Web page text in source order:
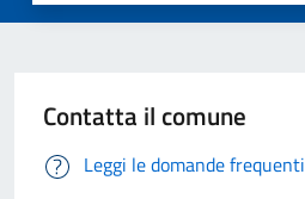
Contatta il comune
Leggi le domande frequenti